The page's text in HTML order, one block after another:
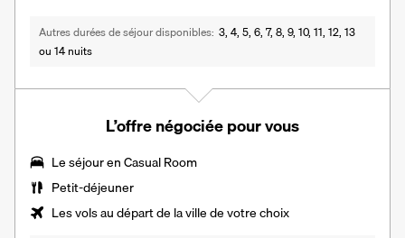
Autres durées de séjour disponibles 3, 4, 5, 6, 7, 8, 9, 10, 11, 12, 13
ou 14 nuits
L’offre négociée pour vous
Le séjour en Casual Room
Petit-déjeuner
Les vols au départ de la ville de votre choix